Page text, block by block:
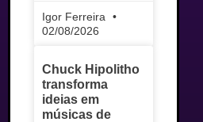
Igor Ferreira
02/08/2026
Chuck Hipolitho
transforma
ideias em
músicas de